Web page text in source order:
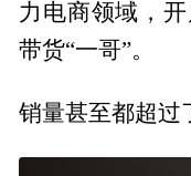
力电商领域，
带货“一哥”。
销量甚至都超过